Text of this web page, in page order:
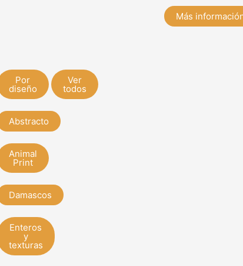
Por
diseño
Abstracto
Animal
Print
Damascos
Enteros
y
texturas
Ver
todos
Más